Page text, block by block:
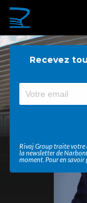
Recevez
Rivaj Group traite votre
la newsletter de
moment. Pour en savoir